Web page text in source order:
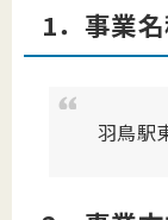
1．事業
羽鳥駅